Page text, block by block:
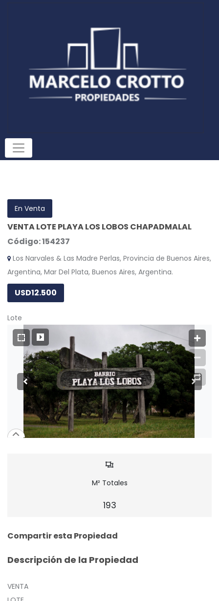
En Venta
VENTA LOTE PLAYA LOS LOBOS CHAPADMALAL
Código: 154237
Los Narvales & Las Madre Perlas, Provincia de Buenos Aires,
Argentina, Mar Del Plata, Buenos Aires, Argentina.
USD12.500
Lote
M² Totales
193
Compartir esta Propiedad
Descripción de la Propiedad
VENTA